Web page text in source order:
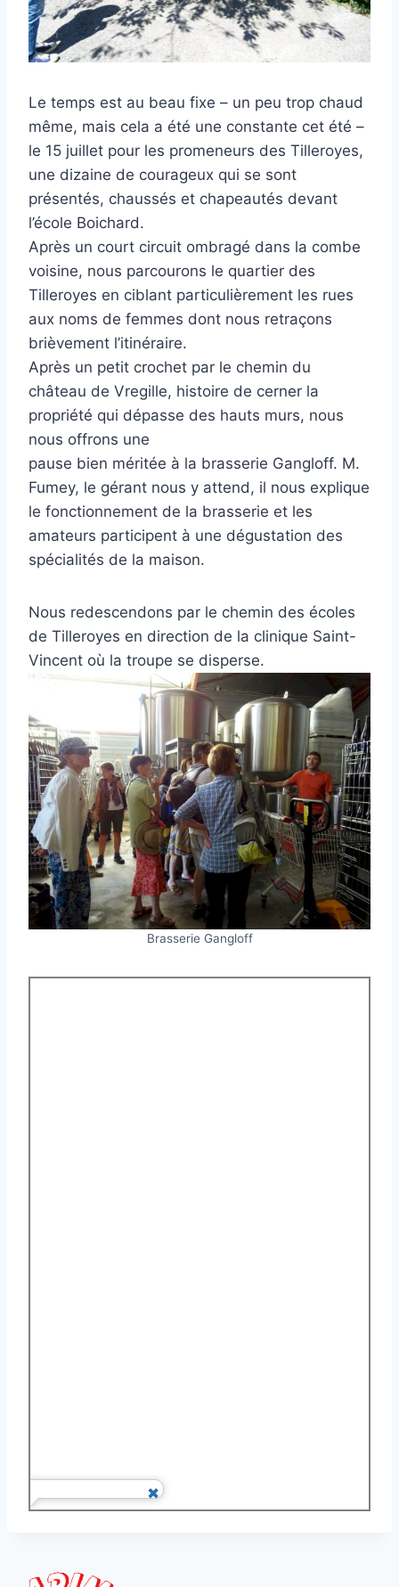
Le temps est au beau fixe – un peu trop chaud
même, mais cela a été une constante cet été –
le 15 juillet pour les promeneurs des Tilleroyes,
une dizaine de courageux qui se sont
présentés, chaussés et chapeautés devant
l’école Boichard.
Après un court circuit ombragé dans la combe
voisine, nous parcourons le quartier des
Tilleroyes en ciblant particulièrement les rues
aux noms de femmes dont nous retraçons
brièvement l’itinéraire.
Après un petit crochet par le chemin du
château de Vregille, histoire de cerner la
propriété qui dépasse des hauts murs, nous
nous offrons une
pause bien méritée à la brasserie Gangloff. M.
Fumey, le gérant nous y attend, il nous explique
le fonctionnement de la brasserie et les
amateurs participent à une dégustation des
spécialités de la maison.
Nous redescendons par le chemin des écoles
de Tilleroyes en direction de la clinique Saint-
Vincent où la troupe se disperse.
Brasserie Gangloff